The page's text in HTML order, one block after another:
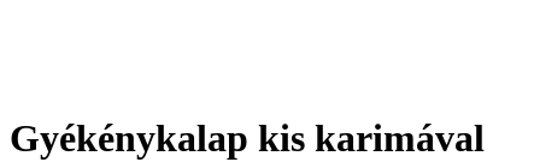
Gyékénykalap kis karimával